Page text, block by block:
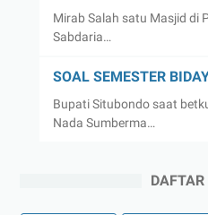
Mirab Salah satu Masjid di
Sabdaria…
SOAL SEMESTER
Bupati Situbondo saat
Nada Sumberma…